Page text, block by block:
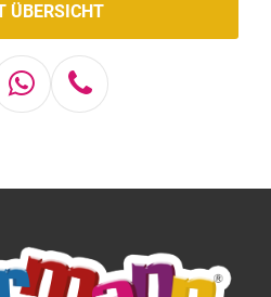
ÜBERSICHT
Whatsapp
Telefon